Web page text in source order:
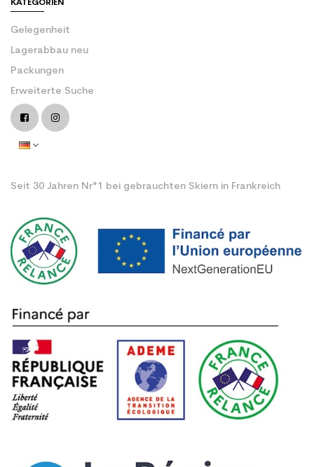
KATEGORIEN
Gelegenheit
Lagerabbau neu
Packungen
Erweiterte Suche
Seit 30 Jahren Nr°1 bei gebrauchten Skiern in Frankreich